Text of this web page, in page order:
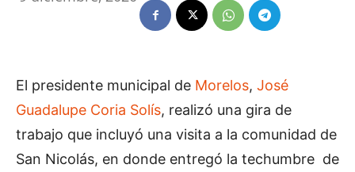
El presidente municipal de Morelos, José
Guadalupe Coria Solís, realizó una gira de
trabajo que incluyó una visita a la comunidad de
San Nicolás, en donde entregó la techumbre de